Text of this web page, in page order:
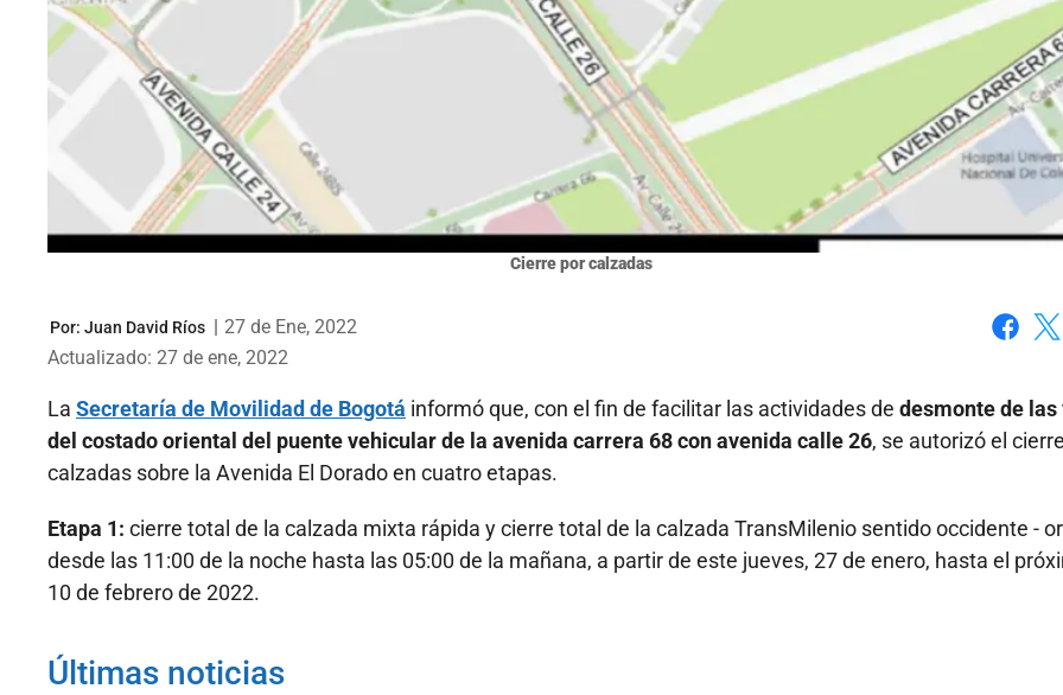
Cierre por calzadas
Por: Juan David Ríos | 27 de Ene, 2022
Actualizado: 27 de ene, 2022
La Secretaría de Movilidad de Bogotá informó que, con el fin de facilitar las actividades de desmonte de las
del costado oriental del puente vehicular de la avenida carrera 68 con avenida calle 26, se autorizó el
calzadas sobre la Avenida El Dorado en cuatro etapas.
Etapa 1: cierre total de la calzada mixta rápida y cierre total de la calzada TransMilenio sentido occidente -
desde las 11:00 de la noche hasta las 05:00 de la mañana, a partir de este jueves, 27 de enero, hasta el
10 de febrero de 2022.
Últimas noticias